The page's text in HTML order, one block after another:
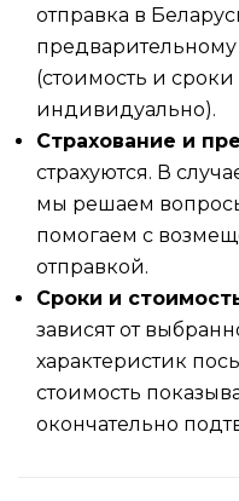
отправка в
(стоимость и
индивидуально).
Страхование и
страхуются. В
мы решаем
помогаем с
отправкой.
Сроки и
зависят от
характеристик
стоимость
окончательно